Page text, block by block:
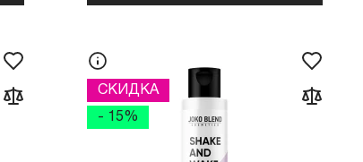
СКИДКА
- 15%